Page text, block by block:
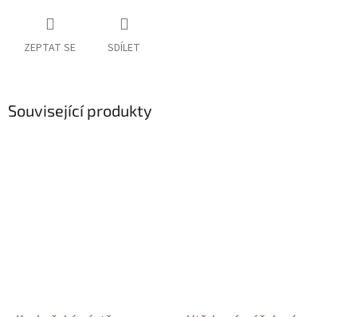
ZEPTAT SE SDÍLET
Související produkty